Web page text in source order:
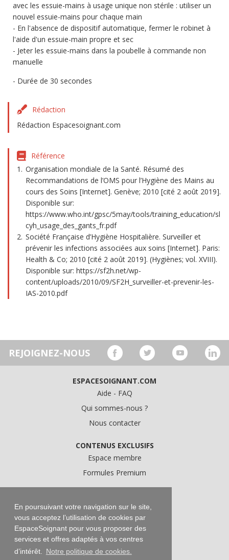
En poursuivant votre navigation sur le site,
vous acceptez l’utilisation de cookies par
EspaceSoignant pour vous proposer des
services et offres adaptés à vos centres
d’intérêt.
Notre politique de cookies.
avec les essuie-mains à usage unique non stérile : utiliser un
nouvel essuie-mains pour chaque main
En l'absence de dispositif automatique, fermer le robinet à
l'aide d'un essuie-main propre et sec
Jeter les essuie-mains dans la poubelle à commande non
manuelle
Durée de 30 secondes
Rédaction
Rédaction Espacesoignant.com
Référence
Organisation mondiale de la Santé. Résumé des
Recommandations de l’OMS pour l’Hygiène des Mains au
cours des Soins [Internet]. Genève; 2010 [cité 2 août 2019].
Disponible sur:
https://www.who.int/gpsc/5may/tools/training_education/sl
cyh_usage_des_gants_fr.pdf
Société Française d’Hygiène Hospitalière. Surveiller et
prévenir les infections associées aux soins [Internet]. Paris:
Health & Co; 2010 [cité 2 août 2019]. (Hygiènes; vol. XVIII).
Disponible sur: https://sf2h.net/wp-
content/uploads/2010/09/SF2H_surveiller-et-prevenir-les-
IAS-2010.pdf
REJOIGNEZ-NOUS
ESPACESOIGNANT.COM
Aide - FAQ
Qui sommes-nous ?
Nous contacter
CONTENUS EXCLUSIFS
Espace membre
Formules Premium
Conditions Générales d'Utilisation
Données personnelles
Conditions Générales de Vente
Mentions légales